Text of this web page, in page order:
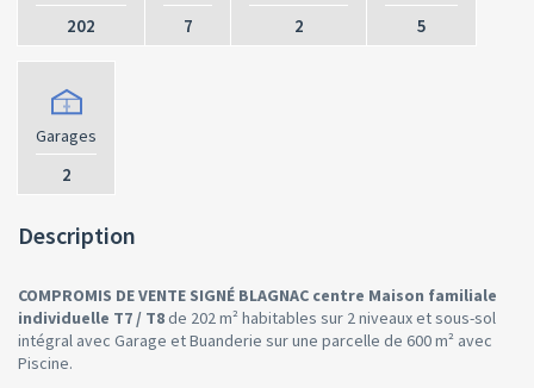
202 7 2 5
Garages
2
Description
COMPROMIS DE VENTE SIGNÉ BLAGNAC centre Maison familiale
individuelle T7 / T8de 202 m² habitables sur 2 niveaux et sous-sol
intégral avec Garage et Buanderie sur une parcelle de 600 m² avec
Piscine.